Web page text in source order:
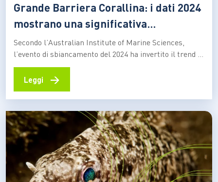
Grande Barriera Corallina: i dati 2024
mostrano una significativa
diminuzione dei coralli
Secondo l’Australian Institute of Marine Sciences,
l’evento di sbiancamento del 2024 ha invertito il trend di
recupero della barriera, causando un declino
significativo della copertura corallina Nel 2024, la
di sbiancamento di massa dei coralli mai registrato, il
quinto dal 2016.…
Leggi →